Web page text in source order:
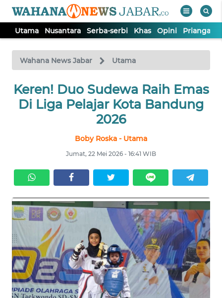
Utama Nusantara Serba-serbi Khas Opini Priangan
Wahana News Jabar Utama
Keren! Duo Sudewa Raih Emas
Di Liga Pelajar Kota Bandung
2026
Boby Roska - Utama
Jumat, 22 Mei 2026 - 16:41 WIB
TV
Tutup
UTAMA
KHAS
OPINI
PRIANGAN
TIMUR
SUKABUMI